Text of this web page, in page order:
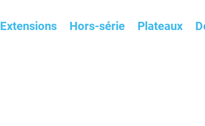
Extensions Hors-série Plateaux